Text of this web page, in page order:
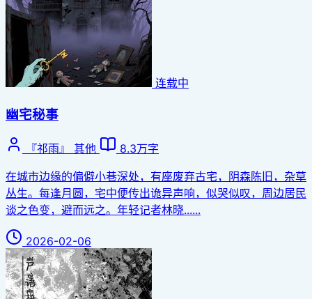
连载中
幽宅秘事
『祁雨』 其他
8.3万字
在城市边缘的偏僻小巷深处，有座废弃古宅，阴森陈旧，杂草
丛生。每逢月圆，宅中便传出诡异声响，似哭似叹，周边居民
谈之色变，避而远之。年轻记者林晓......
2026-02-06